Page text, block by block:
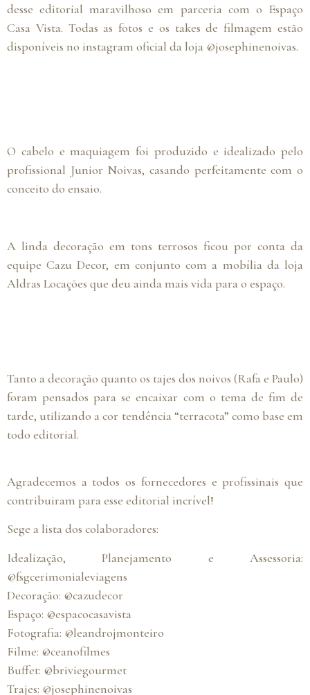
desse editorial maravilhoso em parceria com o Espaço
Casa Vista. Todas as fotos e os takes de filmagem estão
disponíveis no instagram oficial da loja @josephinenoivas.
O cabelo e maquiagem foi produzido e idealizado pelo
profissional Junior Noivas, casando perfeitamente com o
conceito do ensaio.
A linda decoração em tons terrosos ficou por conta da
equipe Cazu Decor, em conjunto com a mobília da loja
Aldras Locações que deu ainda mais vida para o espaço.
Tanto a decoração quanto os tajes dos noivos (Rafa e Paulo)
foram pensados para se encaixar com o tema de fim de
tarde, utilizando a cor tendência “terracota” como base em
todo editorial.
Agradecemos a todos os fornecedores e profissinais que
contribuiram para esse editorial incrível!
Sege a lista dos colaboradores:
Idealização, Planejamento e Assessoria:
@fsgcerimonialeviagens
Decoração: @cazudecor
Espaço: @espacocasavista
Fotografia: @leandrojmonteiro
Filme: @ceanofilmes
Buffet: @briviegourmet
Trajes: @josephinenoivas